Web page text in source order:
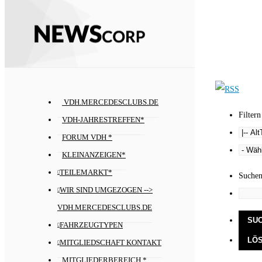
VDH.MERCEDESCLUBS.DE
VDH-JAHRESTREFFEN*
FORUM VDH *
KLEINANZEIGEN*
TEILEMARKT*
WIR SIND UMGEZOGEN -->
VDH.MERCEDESCLUBS.DE
FAHRZEUGTYPEN
MITGLIEDSCHAFT KONTAKT
MITGLIEDERBEREICH *
Filtern
Suchen